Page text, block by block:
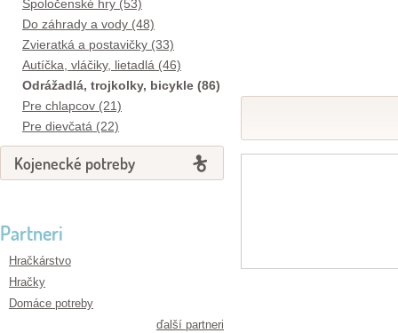
Spoločenské hry (53)
Do záhrady a vody (48)
Zvieratká a postavičky (33)
Autíčka, vláčiky, lietadlá (46)
Odrážadlá, trojkolky, bicykle (86)
Pre chlapcov (21)
Pre dievčatá (22)
Kojenecké potreby
Partneri
Hračkárstvo
Hračky
Domáce potreby
ďalší partneri